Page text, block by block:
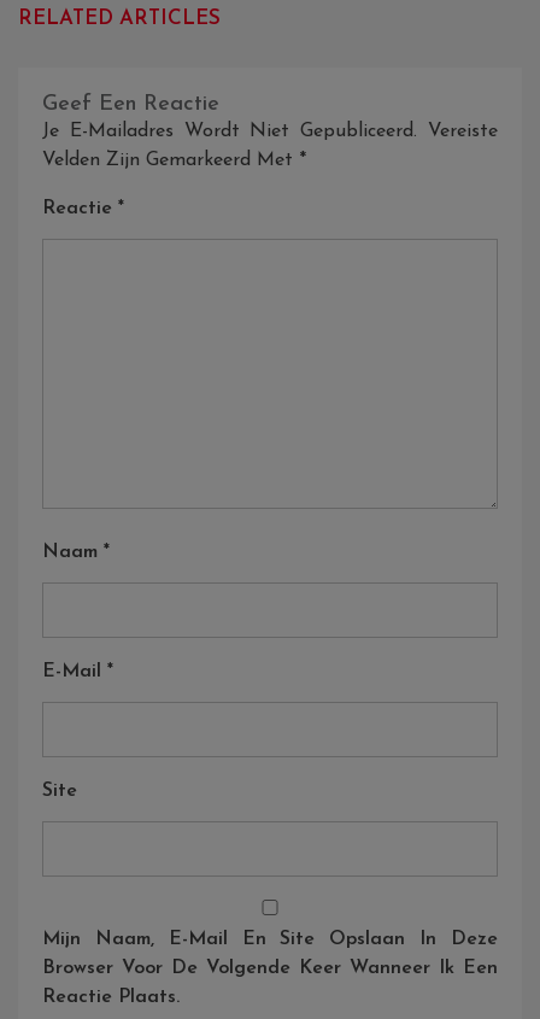
RELATED ARTICLES
Geef Een Reactie
Je E-Mailadres Wordt Niet Gepubliceerd.
Vereiste
Velden Zijn Gemarkeerd Met *
Reactie *
Naam *
E-Mail *
Site
Mijn Naam, E-Mail En Site Opslaan In Deze
Browser Voor De Volgende Keer Wanneer Ik Een
Reactie Plaats.